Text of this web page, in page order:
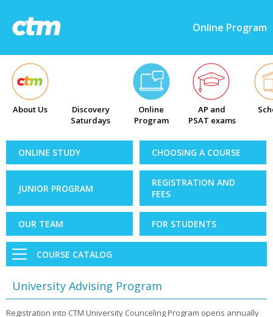
Online Program
About Us
Discovery
Saturdays
Online
Program
AP and
PSAT exams
ONLINE STUDY CHOOSING A COURSE
JUNIOR PROGRAM
REGISTRATION AND
FEES
OUR TEAM FOR STUDENTS
COURSE CATALOG
University Advising Program
Registration into CTM University Counceling Program opens annually